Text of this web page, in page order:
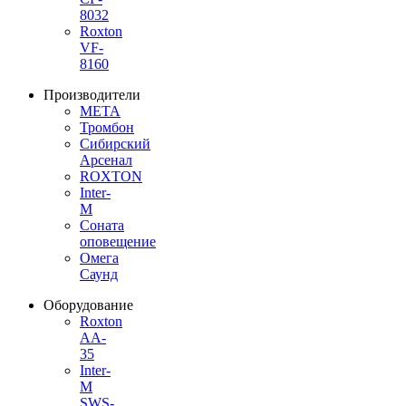
8032
Roxton
VF-
8160
Производители
МЕТА
Тромбон
Сибирский
Арсенал
ROXTON
Inter-
M
Соната
оповещение
Омега
Саунд
Оборудование
Roxton
AA-
35
Inter-
M
SWS-